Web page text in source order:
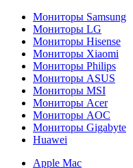
Мониторы Samsung
Мониторы LG
Мониторы Hisense
Мониторы Xiaomi
Мониторы Philips
Мониторы ASUS
Мониторы MSI
Мониторы Acer
Мониторы AOC
Мониторы Gigabyte
Huawei
Apple Mac